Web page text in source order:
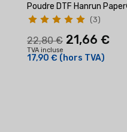
Poudre DTF Hanrun
22,80 € 21,66 €
TVA incluse
17,90 € (hors TVA)
(3)